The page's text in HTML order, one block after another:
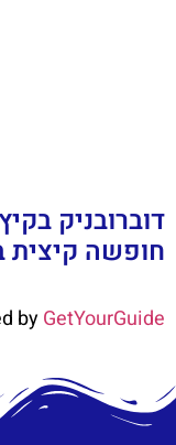
דוברובניק
חופשה קיצית
byGetYourGuide